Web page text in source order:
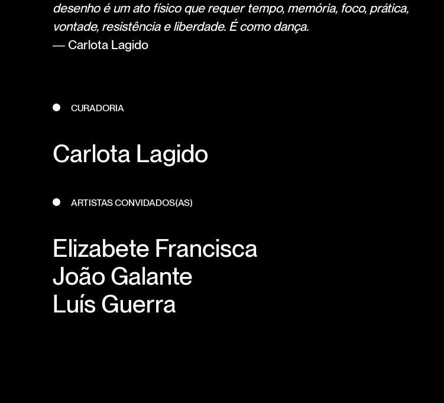
desenho é um ato físico que requer tempo, memória, foco, prática,
vontade, resistência e liberdade. É como dança.
― Carlota Lagido
CURADORIA
Carlota Lagido
ARTISTAS CONVIDADOS(AS)
Elizabete Francisca
João Galante
Luís Guerra